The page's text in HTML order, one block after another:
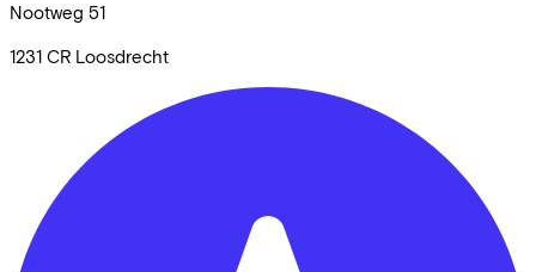
Nootweg 51
1231 CR Loosdrecht